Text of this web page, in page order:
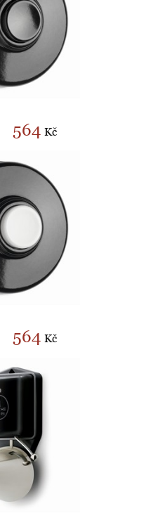
564 Kč
564 Kč